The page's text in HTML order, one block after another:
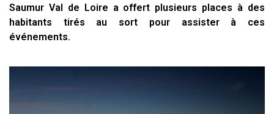
Saumur Val de Loire a offert plusieurs places à des
habitants tirés au sort pour assister à ces
événements.